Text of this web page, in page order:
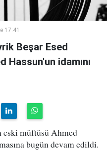
17:41
Beşar Esed
idamını
eski müftüsü Ahmed
bugün devam edildi.